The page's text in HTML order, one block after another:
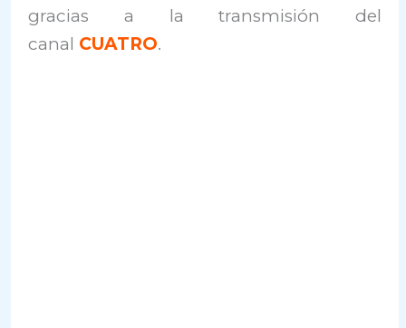
gracias a la transmisión del
canal CUATRO.